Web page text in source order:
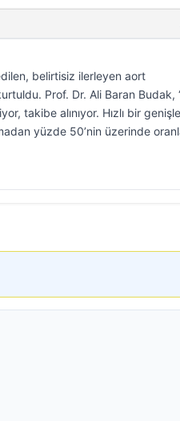
belirtisiz ilerleyen aort
Prof. Dr. Ali Baran Budak,
takibe alınıyor. Hızlı bir
yüzde 50’nin üzerinde